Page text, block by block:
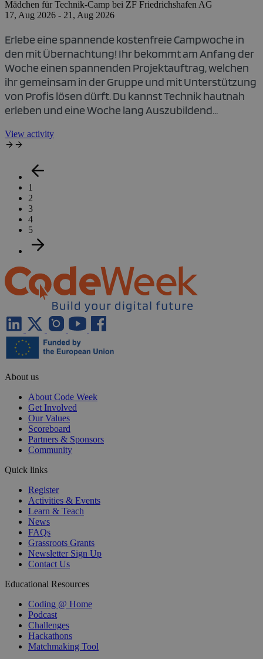
Mädchen für Technik-Camp bei ZF Friedrichshafen AG
17, Aug 2026 - 21, Aug 2026
Erlebe eine spannende kostenfreie Campwoche in
den mit Übernachtung! Ihr bekommt am Anfang der
Woche einen spannenden Projektauftrag, welchen
ihr gemeinsam in der Gruppe und mit Unterstützung
von Profis lösen dürft. Du kannstTechnik hautnah
erleben und eine Woche lang Auszubildend...
View activity
1
2
3
4
5
About us
About Code Week
Get Involved
Our Values
Scoreboard
Partners & Sponsors
Community
Quick links
Register
Activities & Events
Learn & Teach
News
FAQs
Grassroots Grants
Newsletter Sign Up
Contact Us
Educational Resources
Coding @ Home
Podcast
Challenges
Hackathons
Matchmaking Tool